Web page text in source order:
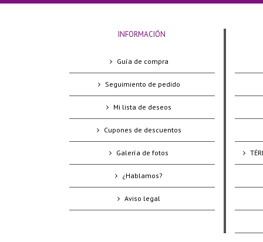
INFORMACIÓN
Guía de compra
Seguimiento de pedido
Mi lista de deseos
Cupones de descuentos
Galería de fotos
¿Hablamos?
Aviso legal